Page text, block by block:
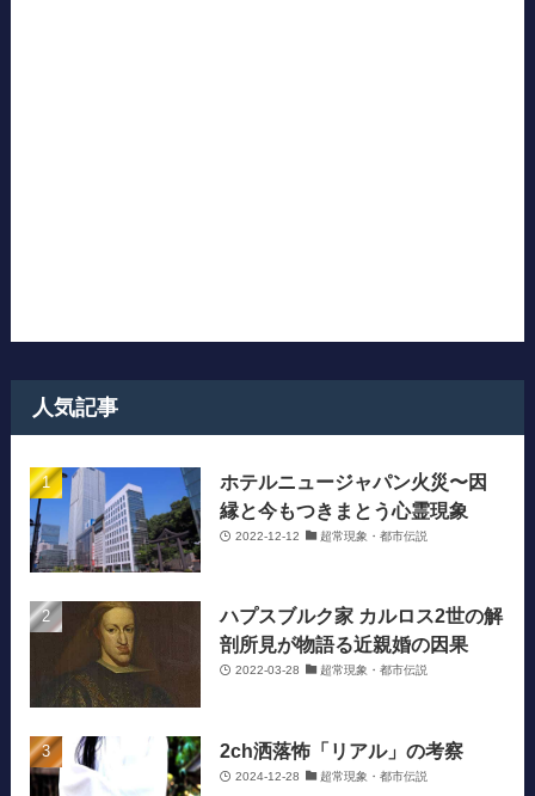
人気記事
ホテルニュージャパン火災〜因
縁と今もつきまとう心霊現象
2022-12-12 超常現象・都市伝説
ハプスブルク家 カルロス2世の解
剖所見が物語る近親婚の因果
2022-03-28 超常現象・都市伝説
2ch洒落怖「リアル」の考察
2024-12-28 超常現象・都市伝説